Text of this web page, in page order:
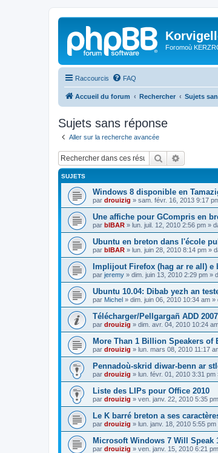
Foromoù
Raccourcis FAQ
Accueil du forum Rechercher Sujets
Sujets sans réponse
Aller sur la recherche avancée
Rechercher
SUJETS
Windows 8 disponible en
par drouizig » sam. févr. 16, 2013 9:17
Une affiche pour GCompris en
par bIBAR » lun. juil. 12, 2010 2:56 pm »
Ubuntu en breton dans l'école
par bIBAR » lun. juin 28, 2010 8:14 pm »
Implijout Firefox (hag ar re all)
par jeremy » dim. juin 13, 2010 2:29 pm »
Ubuntu 10.04: Dibab yezh an
par Michel » dim. juin 06, 2010 10:34 am »
Télécharger/Pellgargañ ADD
par drouizig » dim. avr. 04, 2010 10:24
More Than 1 Billion Speakers of
par drouizig » lun. mars 08, 2010 11:17
Pennadoù-skrid diwar-benn ar
par drouizig » lun. févr. 01, 2010 3:31 pm
Liste des LIPs pour Office 2010
par drouizig » ven. janv. 22, 2010 5:35 pm
Le K barré breton a ses
par drouizig » lun. janv. 18, 2010 5:55 pm
Microsoft Windows 7 Will Speak
par drouizig » ven. janv. 15, 2010 6:21 pm